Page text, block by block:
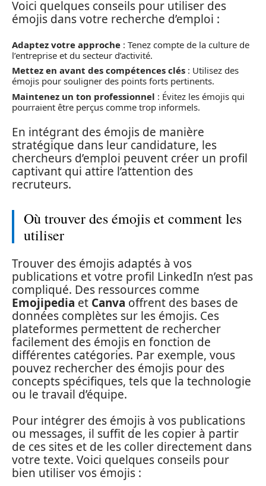
Voici quelques conseils pour utiliser des
émojis dans votre recherche d’emploi :
Adaptez votre approche : Tenez compte de la culture de
l’entreprise et du secteur d’activité.
Mettez en avant des compétences clés : Utilisez des
émojis pour souligner des points forts pertinents.
Maintenez un ton professionnel : Évitez les émojis qui
pourraient être perçus comme trop informels.
En intégrant des émojis de manière
stratégique dans leur candidature, les
chercheurs d’emploi peuvent créer un profil
captivant qui attire l’attention des
recruteurs.
Où trouver des émojis et comment les
utiliser
Trouver des émojis adaptés à vos
publications et votre profil LinkedIn n’est pas
compliqué. Des ressources comme
Emojipedia et Canva offrent des bases de
données complètes sur les émojis. Ces
plateformes permettent de rechercher
facilement des émojis en fonction de
différentes catégories. Par exemple, vous
pouvez rechercher des émojis pour des
concepts spécifiques, tels que la technologie
ou le travail d’équipe.
Pour intégrer des émojis à vos publications
ou messages, il suffit de les copier à partir
de ces sites et de les coller directement dans
votre texte. Voici quelques conseils pour
bien utiliser vos émojis :